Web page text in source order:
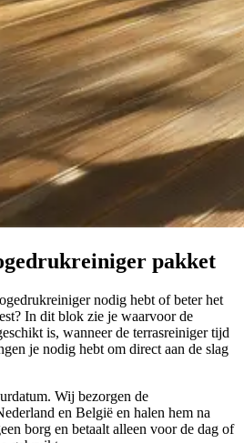
pakket
nodig hebt of beter het
In dit blok zie je waarvoor de
is, wanneer de terrasreiniger tijd
je nodig hebt om direct aan de slag
Wij bezorgen de
en België en halen hem na
borg en betaalt alleen voor de dag of